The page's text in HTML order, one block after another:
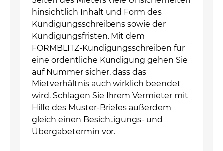
hinsichtlich Inhalt und Form des
Kündigungsschreibens sowie der
Kündigungsfristen. Mit dem
FORMBLITZ-Kündigungsschreiben für
eine ordentliche Kündigung gehen Sie
auf Nummer sicher, dass das
Mietverhältnis auch wirklich beendet
wird. Schlagen Sie Ihrem Vermieter mit
Hilfe des Muster-Briefes außerdem
gleich einen Besichtigungs- und
Übergabetermin vor.